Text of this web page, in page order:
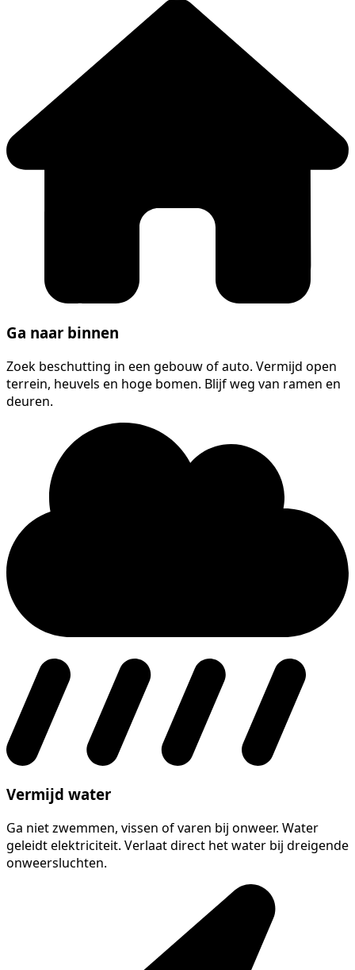
Ga naar binnen
Zoek beschutting in een gebouw of auto. Vermijd open
terrein, heuvels en hoge bomen. Blijf weg van ramen en
deuren.
Vermijd water
Ga niet zwemmen, vissen of varen bij onweer. Water
geleidt elektriciteit. Verlaat direct het water bij dreigende
onweersluchten.